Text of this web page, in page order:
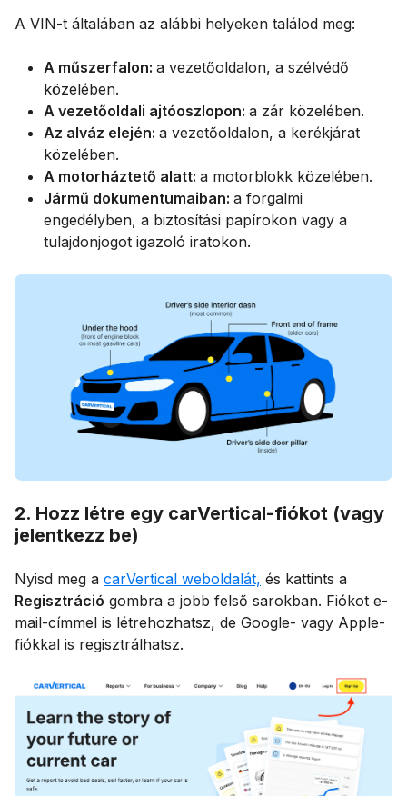
A VIN-t általában az alábbi helyeken találod meg:
A műszerfalon: a vezetőoldalon, a szélvédő
közelében.
A vezetőoldali ajtóoszlopon: a zár közelében.
Az alváz elején: a vezetőoldalon, a kerékjárat
közelében.
A motorháztető alatt: a motorblokk közelében.
Jármű dokumentumaiban: a forgalmi
engedélyben, a biztosítási papírokon vagy a
tulajdonjogot igazoló iratokon.
2. Hozz létre egy carVertical-fiókot (vagy
jelentkezz be)
Nyisd meg a carVertical weboldalát, és kattints a
Regisztráció gombra a jobb felső sarokban. Fiókot e-
mail-címmel is létrehozhatsz, de Google- vagy Apple-
fiókkal is regisztrálhatsz.